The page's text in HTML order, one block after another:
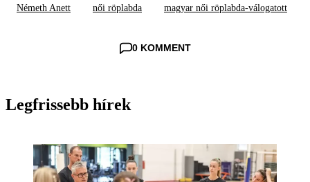
Németh Anett női röplabda magyar női röplabda-válogatott
0 KOMMENT
Legfrissebb hírek